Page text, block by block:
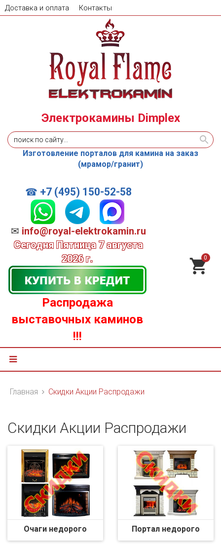
Доставка и оплата Контакты
☎ +7 (495) 150-52-58
✉ info@royal-elektrokamin.ru
Сегодня Пятница 7 августа
2026 г.
Распродажа
выставочных каминов
!!!
Электрокамины Dimplex
Изготовление порталов для камина на заказ
(мрамор/гранит)
0
Главная Скидки Акции Распродажи
Скидки Акции Распродажи
Очаги недорого Портал недорого